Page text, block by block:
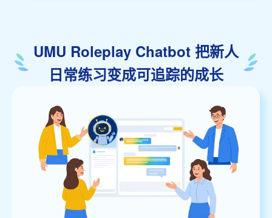
UMU Roleplay Chatbot 把新人
日常练习变成可追踪的成长